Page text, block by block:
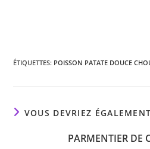
ÉTIQUETTES: POISSON PATATE DOUCE
VOUS DEVRIEZ
PARMENTIER DE